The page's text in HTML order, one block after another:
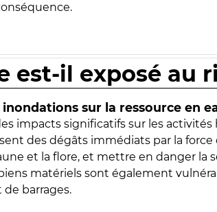
est-il exposé au
inondations sur la ressource en
impacts significatifs sur les
des dégâts immédiats par la
et la flore, et mettre en danger la
matériels sont également
barrages.